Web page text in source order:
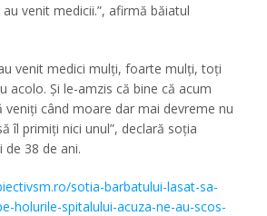
venit medicii.”, afirmă băiatul
venit medici mulți, foarte mulți, toți
acolo. Și le-amzis că bine că acum
veniți când moare dar mai devreme nu
îl primiți nici unul”, declară soția
de 38 de ani.
sotia-barbatului-lasat-sa-
holurile-spitalului-acuza-ne-au-scos-